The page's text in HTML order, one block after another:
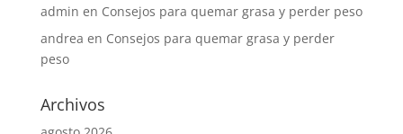
admin en Consejos para quemar grasa y perder peso
andrea en Consejos para quemar grasa y perder
peso
Archivos